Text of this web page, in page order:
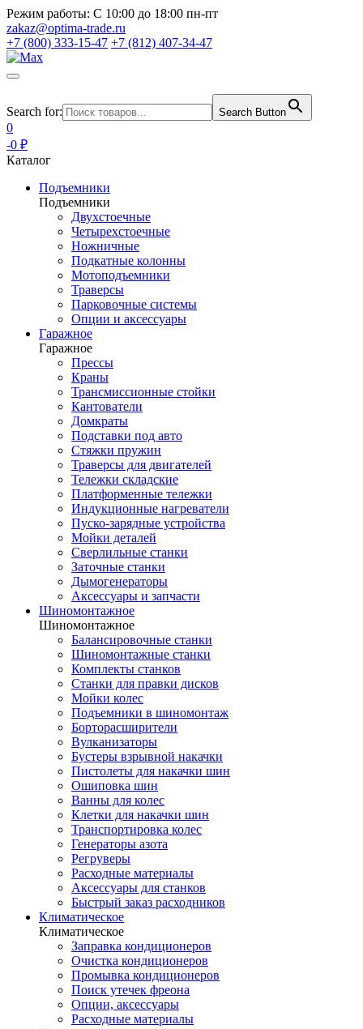
Режим работы: С 10:00 до 18:00 пн-пт
zakaz@optima-trade.ru
+7 (800) 333-15-47 +7 (812) 407-34-47
Search for: Search Button
0
-0 ₽
Каталог
Подъемники
Подъемники
Двухстоечные
Четырехстоечные
Ножничные
Подкатные колонны
Мотоподъемники
Траверсы
Парковочные системы
Опции и аксессуары
Гаражное
Гаражное
Прессы
Краны
Трансмиссионные стойки
Кантователи
Домкраты
Подставки под авто
Стяжки пружин
Траверсы для двигателей
Тележки складские
Платформенные тележки
Индукционные нагреватели
Пуско-зарядные устройства
Мойки деталей
Сверлильные станки
Заточные станки
Дымогенераторы
Аксессуары и запчасти
Шиномонтажное
Шиномонтажное
Балансировочные станки
Шиномонтажные станки
Комплекты станков
Станки для правки дисков
Мойки колес
Подъемники в шиномонтаж
Борторасширители
Вулканизаторы
Бустеры взрывной накачки
Пистолеты для накачки шин
Ошиповка шин
Ванны для колес
Клетки для накачки шин
Транспортировка колес
Генераторы азота
Регруверы
Расходные материалы
Аксессуары для станков
Быстрый заказ расходников
Климатическое
Климатическое
Заправка кондиционеров
Очистка кондиционеров
Промывка кондиционеров
Поиск утечек фреона
Опции, аксессуары
Расходные материалы